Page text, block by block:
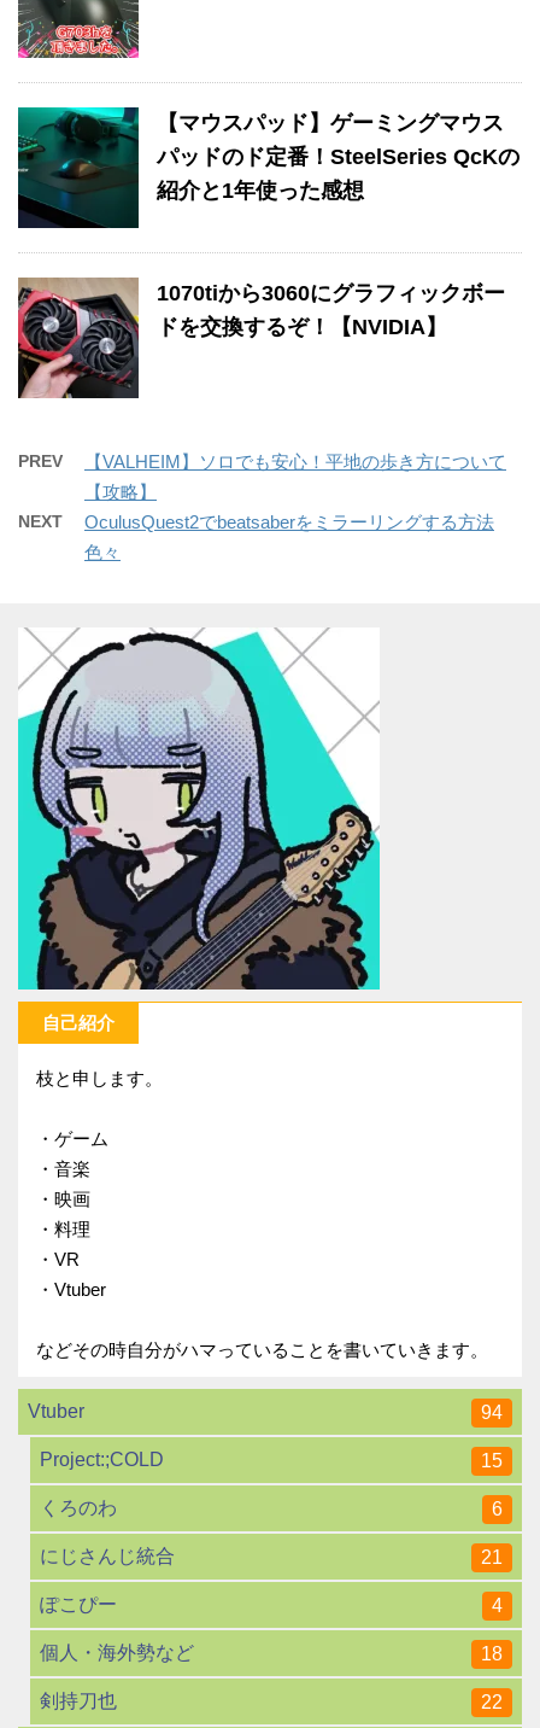
【マウスパッド】ゲーミングマウス
パッドのド定番！SteelSeries QcKの
紹介と1年使った感想
1070tiから3060にグラフィックボー
ドを交換するぞ！【NVIDIA】
PREV
【VALHEIM】ソロでも安心！平地の歩き方について
【攻略】
NEXT
OculusQuest2でbeatsaberをミラーリングする方法
色々
自己紹介
枝と申します。
・ゲーム
・音楽
・映画
・料理
・VR
・Vtuber
などその時自分がハマっていることを書いていきます。
Vtuber 94
Project:;COLD 15
くろのわ 6
にじさんじ統合 21
ぽこぴー 4
個人・海外勢など 18
剣持刀也 22